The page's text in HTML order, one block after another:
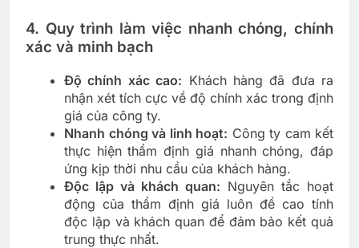
4. Quy trình làm việc nhanh chóng, chính
xác và minh bạch
Độ chính xác cao: Khách hàng đã đưa ra
nhận xét tích cực về độ chính xác trong định
giá của công ty.
Nhanh chóng và linh hoạt: Công ty cam kết
thực hiện thẩm định giá nhanh chóng, đáp
ứng kịp thời nhu cầu của khách hàng.
Độc lập và khách quan: Nguyên tắc hoạt
động của thẩm định giá luôn đề cao tính
độc lập và khách quan để đảm bảo kết quả
trung thực nhất.